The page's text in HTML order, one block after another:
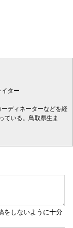
ター
ディネーターなどを経
ている。鳥取県生ま